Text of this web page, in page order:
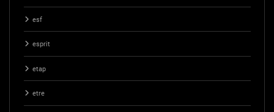
esf
esprit
etap
etre